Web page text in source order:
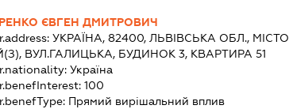
ЄВГЕН ДМИТРОВИЧ
УКРАЇНА, 82400, ЛЬВІВСЬКА ОБЛ., МІСТО
ВУЛ.ГАЛИЦЬКА, БУДИНОК 3, КВАРТИРА 51
Україна
100
Прямий вирішальний вплив